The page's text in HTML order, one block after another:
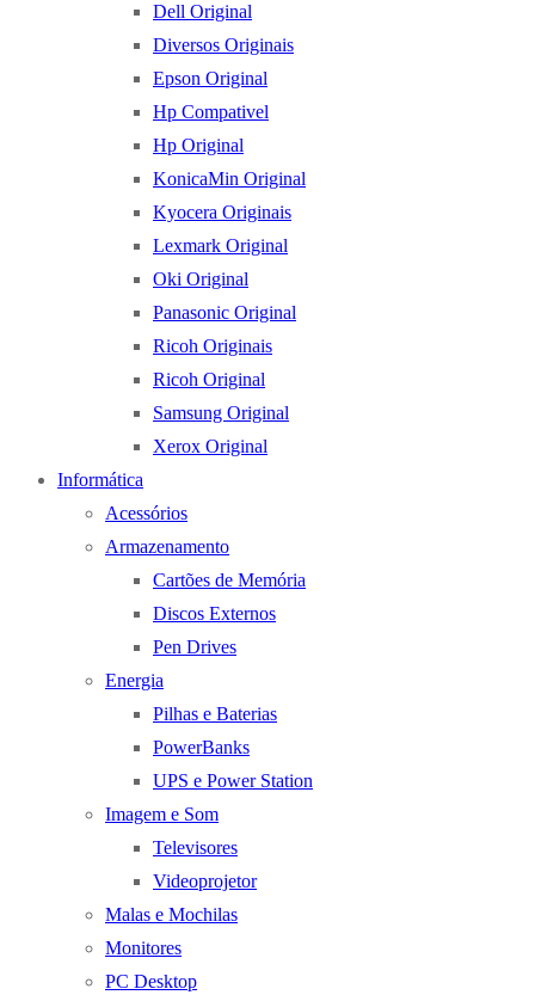
Dell Original
Diversos Originais
Epson Original
Hp Compativel
Hp Original
KonicaMin Original
Kyocera Originais
Lexmark Original
Oki Original
Panasonic Original
Ricoh Originais
Ricoh Original
Samsung Original
Xerox Original
Informática
Acessórios
Armazenamento
Cartões de Memória
Discos Externos
Pen Drives
Energia
Pilhas e Baterias
PowerBanks
UPS e Power Station
Imagem e Som
Televisores
Videoprojetor
Malas e Mochilas
Monitores
PC Desktop